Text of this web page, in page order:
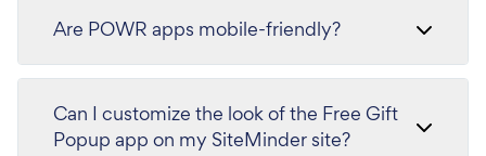
Are POWR apps mobile-friendly?
Can I customize the look of the Free Gift
Popup app on my SiteMinder site?